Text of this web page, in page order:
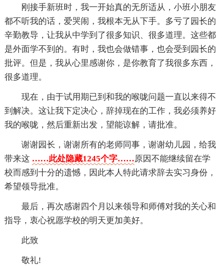
刚接手新班时，我一开始真的无所适从，小班小朋友
都不听我的话，爱哭闹，我根本无从下手。多亏了园长的
辛勤教导，让我从中学到了很多知识、很多道理。这些都
是外面学不到的。有时，我也会做错事，也会受到园长的
批评。但是，我从心里感谢你，是你教育了我很多东西，
很多道理。
现在，由于试用期已到和我的喉咙问题一直以来得不
到解决。这让我下定决心，辞掉现在的工作，我必须养好
我的喉咙，然后重新出发，望能谅解，请批准。
谢谢园长，谢谢所有的老师同事，谢谢幼儿园，给我
带来这 ……此处隐藏1245个字……原因不能继续留在学
校而感到十分的遗憾，因此本人特此请求辞去实习身份，
希望领导批准。
最后，再次感谢四个月以来领导和师傅对我的关心和
指导，衷心祝愿学校的明天更加美好。
此致
敬礼!